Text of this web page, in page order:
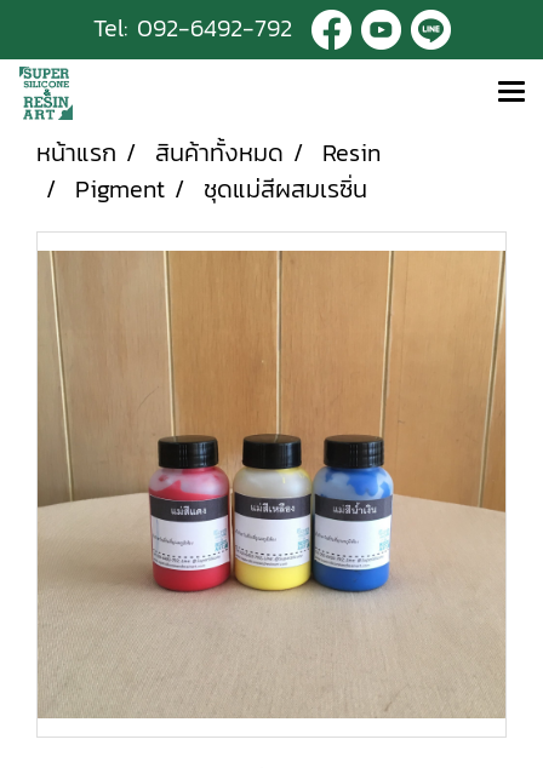
Tel: 092-6492-792
หน้าแรก สินค้าทั้งหมด
Resin
Pigment
ชุดแม่สีผสมเรซิ่น